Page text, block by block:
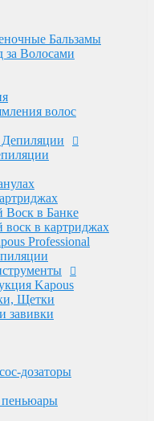
завивки
эмульсия
специальные продукты
"ActiOx"
Acid
и ресниц
ACID
завивки волос
Бальзамы
Волосами
волос
в Банке
в картриджах
Professional
Kapous
Щетки
завивки
дозаторы